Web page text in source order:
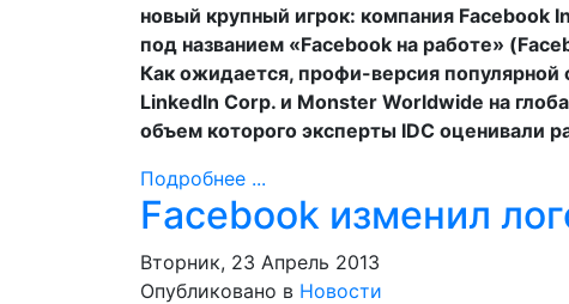
новый крупный игрок: компания Facebook
под названием «Facebook на работе»
Как ожидается, профи-версия популярной
LinkedIn Corp. и Monster Worldwide на
объем которого эксперты IDC оценивали
Подробнее ...
Facebook изменил
Вторник, 23 Апрель 2013
Опубликовано в Новости